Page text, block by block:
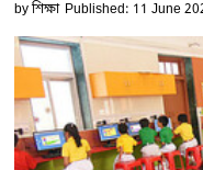
byশিক্ষা Published: 11 June